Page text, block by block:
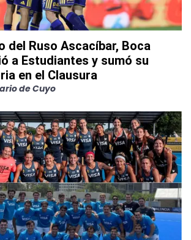
del Ruso Ascacíbar, Boca
a Estudiantes y sumó su
en el Clausura
de Cuyo